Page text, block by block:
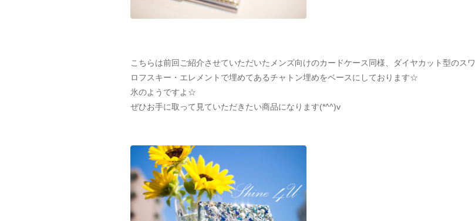
こちらは前回ご紹介させていただいたメンズ向けのカードケース同様、ダイヤカット型のスワ
ロフスキー・エレメントで埋めてあるチャトン埋めをベースにしております☆
氷のようですよ☆
ぜひお手に取って見ていただきたい商品になります(*^^)v